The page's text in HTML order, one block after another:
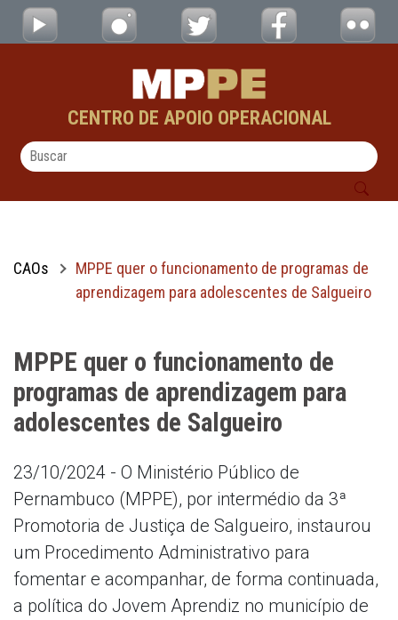
Pular para o Conteúdo principal
MPPE quer o funcionamento de
CENTRO DE APOIO OPERACIONAL
CAOs
MPPE quer o funcionamento de programas de
aprendizagem para adolescentes de Salgueiro
MPPE quer o funcionamento de
programas de aprendizagem para
adolescentes de Salgueiro
23/10/2024 - O Ministério Público de
Pernambuco (MPPE), por intermédio da 3ª
Promotoria de Justiça de Salgueiro, instaurou
um Procedimento Administrativo para
fomentar e acompanhar, de forma continuada,
a política do Jovem Aprendiz no município de